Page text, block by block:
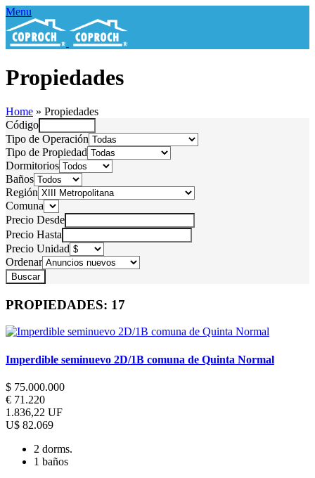
Menu
Propiedades
Home » Propiedades
Código
Tipo de Operación
Tipo de Propiedad
Dormitorios
Baños
Región
Comuna
Precio Desde
Precio Hasta
Precio Unidad
Ordenar
PROPIEDADES: 17
Imperdible seminuevo 2D/1B comuna de Quinta Normal
$ 75.000.000
€ 71.220
1.836,22 UF
U$ 82.069
2 dorms.
1 baños